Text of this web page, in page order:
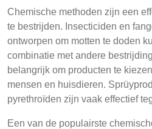
Chemische methoden zijn een
te bestrijden. Insecticiden en
ontworpen om motten te doden
combinatie met andere
belangrijk om producten te
mensen en huisdieren.
pyrethroïden zijn vaak effectief
Een van de populairste